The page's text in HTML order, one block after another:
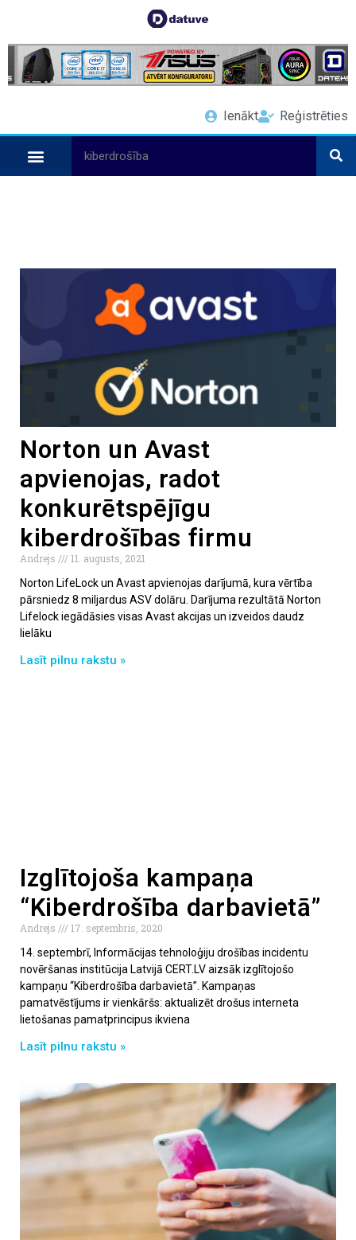
Ienākt Reģistrēties
Norton un Avast
apvienojas, radot
konkurētspējīgu
kiberdrošības firmu
Andrejs
11. augusts, 2021
Norton LifeLock un Avast apvienojas darījumā, kura vērtība
pārsniedz 8 miljardus ASV dolāru. Darījuma rezultātā Norton
Lifelock iegādāsies visas Avast akcijas un izveidos daudz
lielāku
Lasīt pilnu rakstu »
Izglītojoša kampaņa
“Kiberdrošība darbavietā”
Andrejs
17. septembris, 2020
14. septembrī, Informācijas tehnoloģiju drošības incidentu
novēršanas institūcija Latvijā CERT.LV aizsāk izglītojošo
kampaņu “Kiberdrošība darbavietā”. Kampaņas
pamatvēstījums ir vienkāršs: aktualizēt drošus interneta
lietošanas pamatprincipus ikviena
Lasīt pilnu rakstu »